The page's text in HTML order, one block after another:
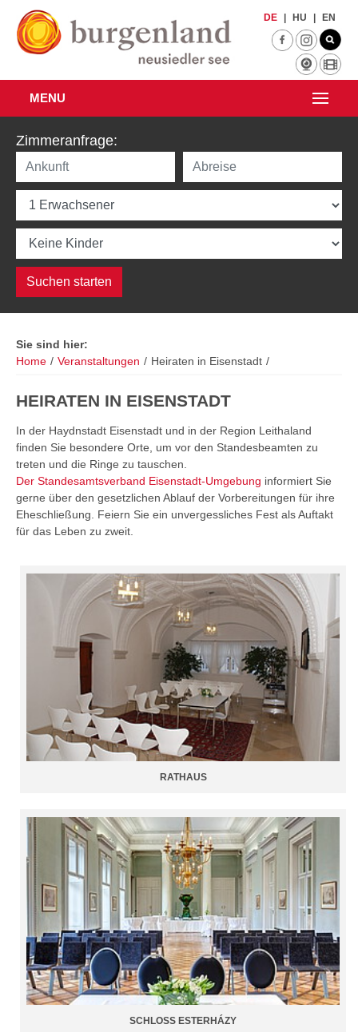
Zum Hauptinhalt springen
DE HU EN
MENU
Zimmeranfrage:
Sie sind hier:
Home / Veranstaltungen / Heiraten in Eisenstadt /
HEIRATEN IN EISENSTADT
In der Haydnstadt Eisenstadt und in der Region Leithaland
finden Sie besondere Orte, um vor den Standesbeamten zu
treten und die Ringe zu tauschen.
Der Standesamtsverband Eisenstadt-Umgebung informiert Sie
gerne über den gesetzlichen Ablauf der Vorbereitungen für ihre
Eheschließung. Feiern Sie ein unvergessliches Fest als Auftakt
für das Leben zu zweit.
RATHAUS
SCHLOSS ESTERHÁZY